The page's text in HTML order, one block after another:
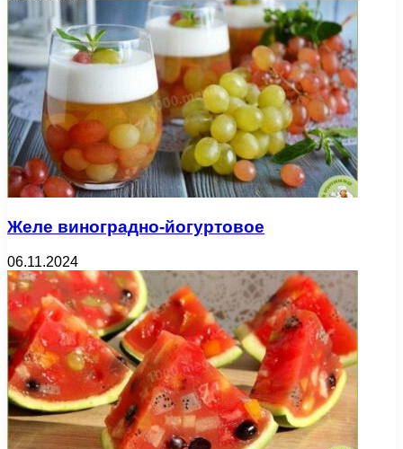
Желе виноградно-йогуртовое
06.11.2024